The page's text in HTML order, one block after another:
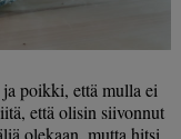
poikki, että mulla ei
että olisin siivonnut
olekaan, mutta hitsi